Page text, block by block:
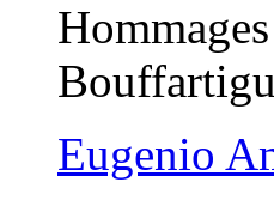
Eugenio